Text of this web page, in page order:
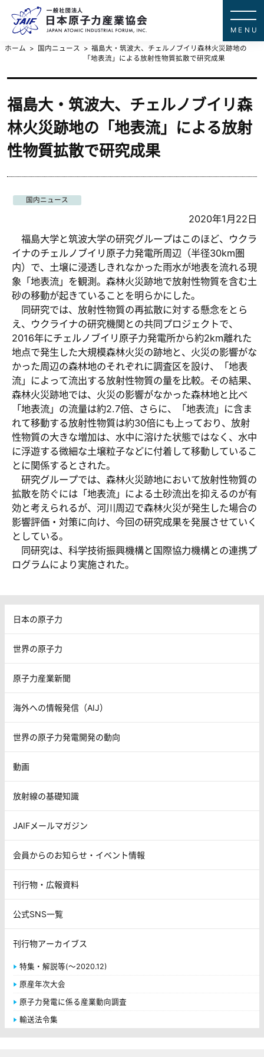
ホーム 国内ニュース
福島大・筑波大、チェルノブイリ森林火災跡地の
「地表流」による放射性物質拡散で研究成果
福島大・筑波大、チェルノブイリ森
林火災跡地の「地表流」による放射
性物質拡散で研究成果
国内ニュース
2020年1月22日
福島大学と筑波大学の研究グループはこのほど、ウクラ
イナのチェルノブイリ原子力発電所周辺（半径30km圏
内）で、土壌に浸透しきれなかった雨水が地表を流れる現
象「地表流」を観測。森林火災跡地で放射性物質を含む土
砂の移動が起きていることを明らかにした。
同研究では、放射性物質の再拡散に対する懸念をとら
え、ウクライナの研究機関との共同プロジェクトで、
2016年にチェルノブイリ原子力発電所から約2km離れた
地点で発生した大規模森林火災の跡地と、火災の影響がな
かった周辺の森林地のそれぞれに調査区を設け、「地表
流」によって流出する放射性物質の量を比較。その結果、
森林火災跡地では、火災の影響がなかった森林地と比べ
「地表流」の流量は約2.7倍、さらに、「地表流」に含ま
れて移動する放射性物質は約30倍にも上っており、放射
性物質の大きな増加は、水中に溶けた状態ではなく、水中
に浮遊する微細な土壌粒子などに付着して移動しているこ
とに関係するとされた。
研究グループでは、森林火災跡地において放射性物質の
拡散を防ぐには「地表流」による土砂流出を抑えるのが有
効と考えられるが、河川周辺で森林火災が発生した場合の
影響評価・対策に向け、今回の研究成果を発展させていく
としている。
同研究は、科学技術振興機構と国際協力機構との連携プ
ログラムにより実施された。
日本の原子力
世界の原子力
原子力産業新聞
海外への情報発信（AIJ）
世界の原子力発電開発の動向
動画
放射線の基礎知識
JAIFメールマガジン
会員からのお知らせ・イベント情報
刊行物・広報資料
公式SNS一覧
刊行物アーカイブス
特集・解説等(～2020.12)
原産年次大会
原子力発電に係る産業動向調査
輸送法令集